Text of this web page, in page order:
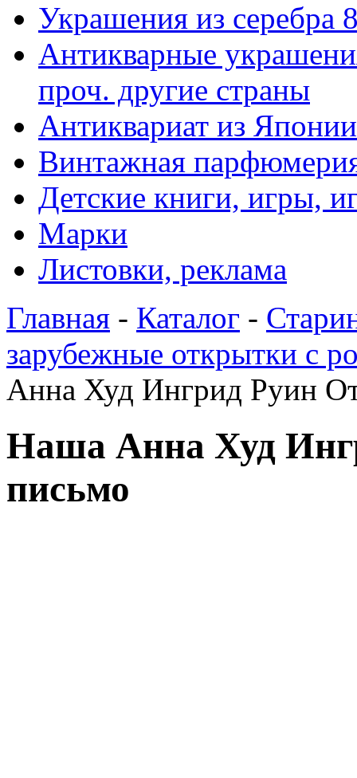
Украшения из серебра
Антикварные
проч. другие страны
Антиквариат из
Винтажная
Детские книги, игры,
Марки
Листовки, реклама
Главная - Каталог -
зарубежные открытки с
Анна Худ Ингрид Руин
Наша Анна Худ
письмо